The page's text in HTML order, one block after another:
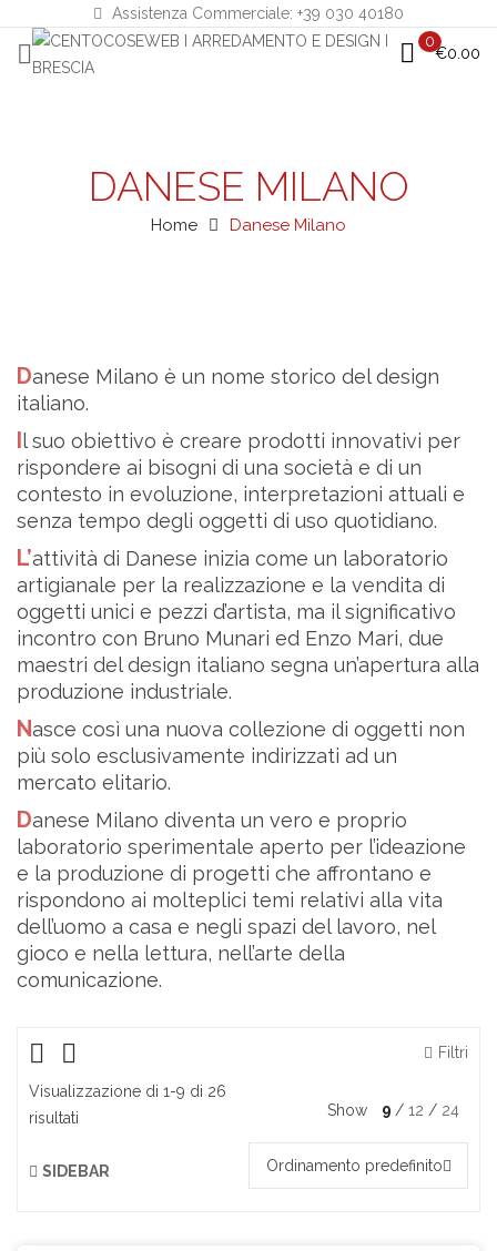
Assistenza Commerciale: +39 030 40180
0
€0.00
DANESE MILANO
Home Danese Milano
Danese Milano è un nome storico del design
italiano.
rispondere ai bisogni di una società e di un
contesto in evoluzione, interpretazioni attuali e
senza tempo degli oggetti di uso quotidiano.
L’attività di Danese inizia come un laboratorio
artigianale per la realizzazione e la vendita di
oggetti unici e pezzi d’artista, ma il significativo
incontro con Bruno Munari ed Enzo Mari, due
maestri del design italiano segna un’apertura alla
produzione industriale.
Nasce così una nuova collezione di oggetti non
più solo esclusivamente indirizzati ad un
mercato elitario.
Danese Milano diventa un vero e proprio
laboratorio sperimentale aperto per l’ideazione
e la produzione di progetti che affrontano e
rispondono ai molteplici temi relativi alla vita
dell’uomo a casa e negli spazi del lavoro, nel
gioco e nella lettura, nell’arte della
comunicazione.
Filtri
Visualizzazione di 1-9 di 26
risultati
Show 9 12 24
SIDEBAR Ordinamento predefinito